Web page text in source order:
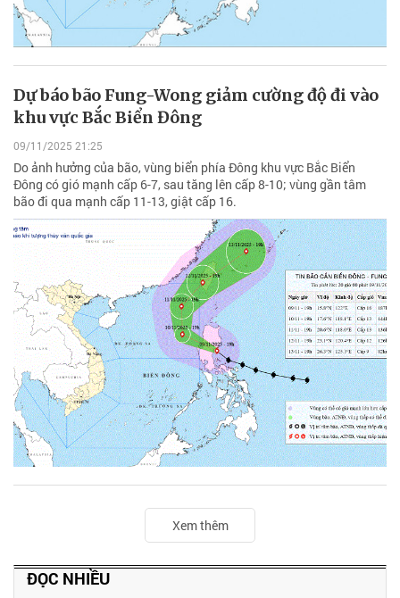
Dự báo bão Fung-Wong giảm cường độ đi vào
khu vực Bắc Biển Đông
09/11/2025 21:25
Do ảnh hưởng của bão, vùng biển phía Đông khu vực Bắc Biển
Đông có gió mạnh cấp 6-7, sau tăng lên cấp 8-10; vùng gần tâm
bão đi qua mạnh cấp 11-13, giật cấp 16.
Xem thêm
ĐỌC NHIỀU